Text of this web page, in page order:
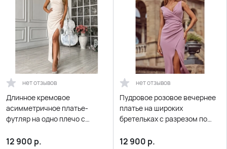
нет отзывов
Длинное кремовое
асимметричное платье-
футляр на одно плечо с
12 900 р.
нет отзывов
Пудровое розовое вечернее
платье на широких
бретельках с разрезом по
12 900 р.